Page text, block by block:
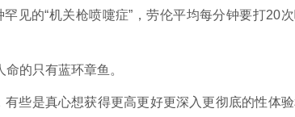
见的“机关枪喷嚏症”，劳伦平均每分钟要打20
的只有蓝环章鱼。
些是真心想获得更高更好更深入更彻底的性体